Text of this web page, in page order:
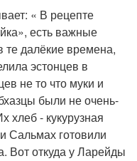
« В рецепте
есть важные
те далёкие времена,
эстонцев в
не то что муки и
были не очень-
хлеб - кукурузная
Сальмах готовили
Вот откуда у Ларейды